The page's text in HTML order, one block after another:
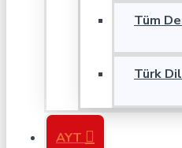
Tüm
Türk
AYT